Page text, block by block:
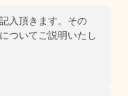
入頂きます。その
ついてご説明いたし